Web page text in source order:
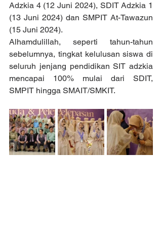
Adzkia 4 (12 Juni 2024), SDIT Adzkia 1
(13 Juni 2024) dan SMPIT At-Tawazun
(15 Juni 2024).
Alhamdulillah, seperti tahun-tahun
sebelumnya, tingkat kelulusan siswa di
seluruh jenjang pendidikan SIT adzkia
mencapai 100% mulai dari SDIT,
SMPIT hingga SMAIT/SMKIT.